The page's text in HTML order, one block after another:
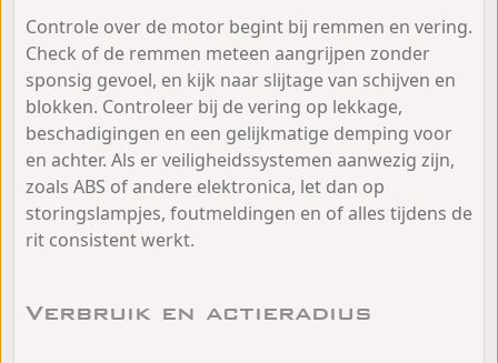
Controle over de motor begint bij remmen en vering.
Check of de remmen meteen aangrijpen zonder
sponsig gevoel, en kijk naar slijtage van schijven en
blokken. Controleer bij de vering op lekkage,
beschadigingen en een gelijkmatige demping voor
en achter. Als er veiligheidssystemen aanwezig zijn,
zoals ABS of andere elektronica, let dan op
storingslampjes, foutmeldingen en of alles tijdens de
rit consistent werkt.
Verbruik en actieradius